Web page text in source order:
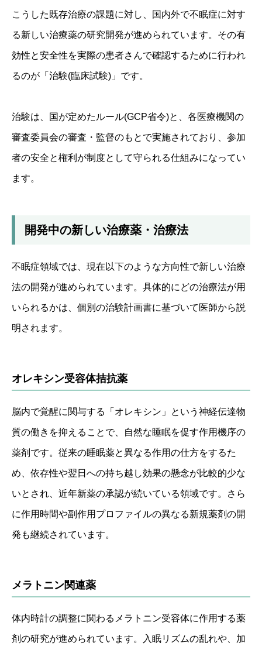
こうした既存治療の課題に対し、国内外で不眠症に対す
る新しい治療薬の研究開発が進められています。その有
効性と安全性を実際の患者さんで確認するために行われ
るのが「治験(臨床試験)」です。
治験は、国が定めたルール(GCP省令)と、各医療機関の
審査委員会の審査・監督のもとで実施されており、参加
者の安全と権利が制度として守られる仕組みになってい
ます。
開発中の新しい治療薬・治療法
不眠症領域では、現在以下のような方向性で新しい治療
法の開発が進められています。具体的にどの治療法が用
いられるかは、個別の治験計画書に基づいて医師から説
明されます。
オレキシン受容体拮抗薬
脳内で覚醒に関与する「オレキシン」という神経伝達物
質の働きを抑えることで、自然な睡眠を促す作用機序の
薬剤です。従来の睡眠薬と異なる作用の仕方をするた
め、依存性や翌日への持ち越し効果の懸念が比較的少な
いとされ、近年新薬の承認が続いている領域です。さら
に作用時間や副作用プロファイルの異なる新規薬剤の開
発も継続されています。
メラトニン関連薬
体内時計の調整に関わるメラトニン受容体に作用する薬
剤の研究が進められています。入眠リズムの乱れや、加